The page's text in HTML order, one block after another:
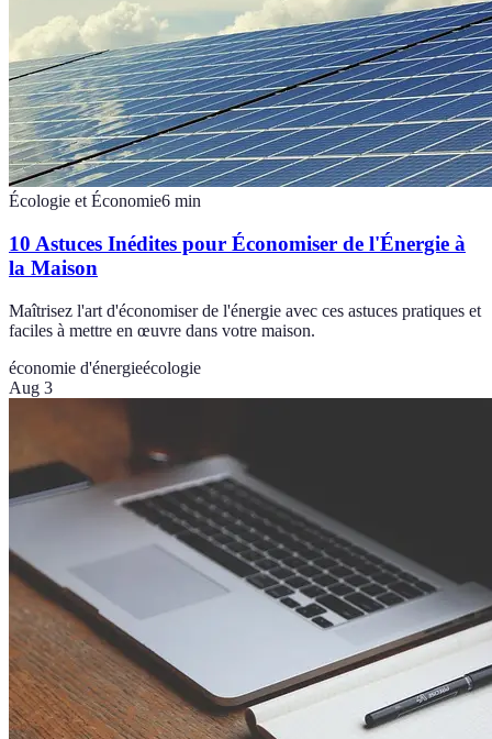
Écologie et Économie6 min
10 Astuces Inédites pour Économiser de l'Énergie à
la Maison
Maîtrisez l'art d'économiser de l'énergie avec ces astuces pratiques et
faciles à mettre en œuvre dans votre maison.
économie d'énergieécologie
Aug 3